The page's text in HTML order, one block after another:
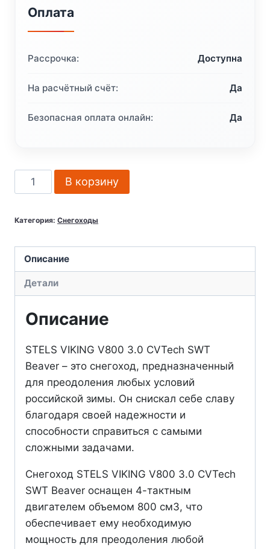
Оплата
Рассрочка: Доступна
На расчётный счёт: Да
Безопасная оплата онлайн: Да
Количество
товара
СТЕЛС
V800
CVTech
2.0
Beaver
В корзину
Категория: Снегоходы
Описание
Детали
Описание
STELS VIKING V800 3.0 CVTech SWT
Beaver – это снегоход, предназначенный
для преодоления любых условий
российской зимы. Он снискал себе славу
благодаря своей надежности и
способности справиться с самыми
сложными задачами.
Снегоход STELS VIKING V800 3.0 CVTech
SWT Beaver оснащен 4-тактным
двигателем объемом 800 см3, что
обеспечивает ему необходимую
мощность для преодоления любой